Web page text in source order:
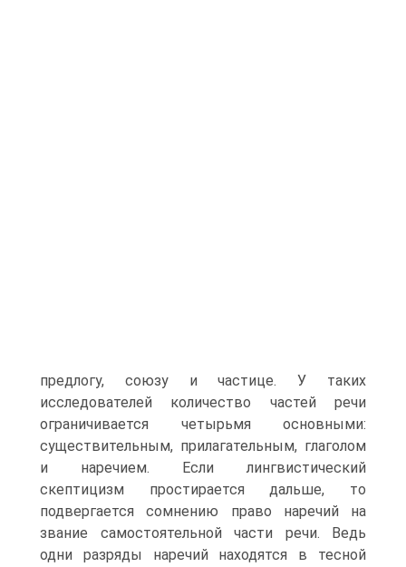
предлогу, союзу и частице. У таких
исследователей количество частей речи
ограничивается четырьмя основными:
существительным, прилагательным, глаголом
и наречием. Если лингвистический
скептицизм простирается дальше, то
подвергается сомнению право наречий на
звание самостоятельной части речи. Ведь
одни разряды наречий находятся в тесной